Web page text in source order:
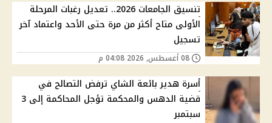
تنسيق الجامعات 2026.. تعديل رغبات المرحلة
الأولى متاح أكثر من مرة حتى الأحد واعتماد آخر
تسجيل
أسرة هدير بائعة الشاي ترفض التصالح في
قضية الدهس والمحكمة تؤجل المحاكمة إلى 3
سبتمبر